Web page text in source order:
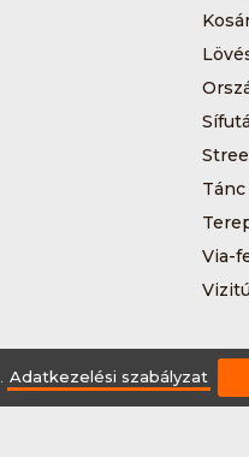
Tánc
Via-
Adatkezelési szabályzat